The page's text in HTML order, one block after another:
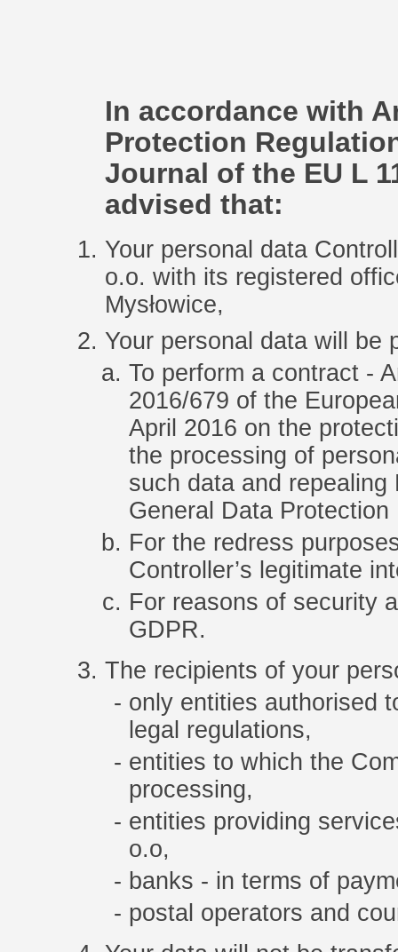
In accordance with
Protection
Journal of the EU L
advised that:
Your personal data
o.o. with its registered
Mysłowice,
Your personal data will be
To perform a contract -
2016/679 of the
April 2016 on the
the processing of
such data and
General Data Protection
For the redress
Controller’s legitimate
For reasons of security
GDPR.
The recipients of your
only entities authorised
legal regulations,
entities to which the
processing,
entities providing
o.o,
banks - in terms of
postal operators and